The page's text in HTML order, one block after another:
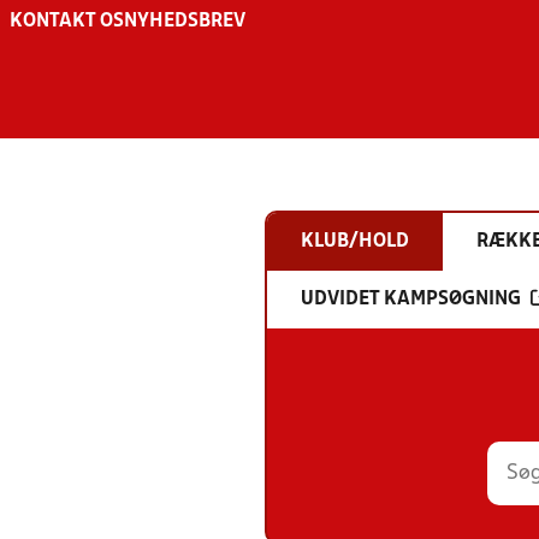
KONTAKT OS NYHEDSBREV
KLUB/HOLD
UDVIDET KAMPSØGNING